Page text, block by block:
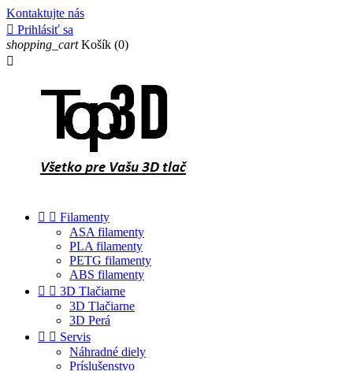
Kontaktujte nás
 Prihlásiť sa
shopping_cart Košík (0)

  Filamenty
ASA filamenty
PLA filamenty
PETG filamenty
ABS filamenty
  3D Tlačiarne
3D Tlačiarne
3D Perá
  Servis
Náhradné diely
Príslušenstvo